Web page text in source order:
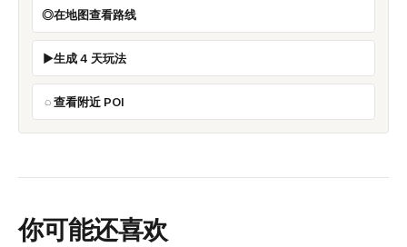
在地图查看路线
生成 4 天玩法
查看附近 POI
你可能还喜欢